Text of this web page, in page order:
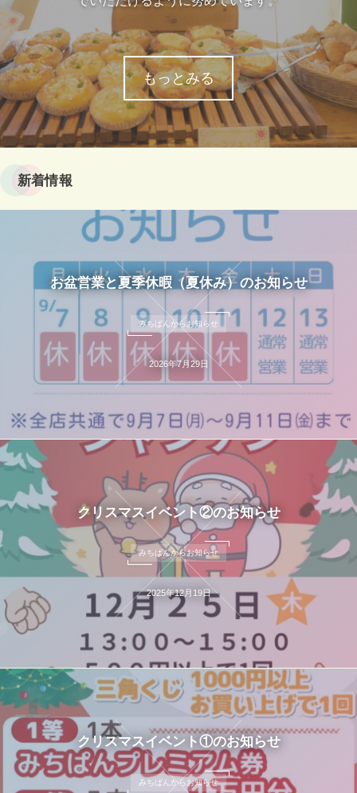
もっとみる
新着情報
お盆営業と夏季休暇（夏休み）のお知らせ
みちぱんからお知らせ
2026年7月29日
クリスマスイベント②のお知らせ
みちぱんからお知らせ
2025年12月19日
クリスマスイベント①のお知らせ
みちぱんからお知らせ